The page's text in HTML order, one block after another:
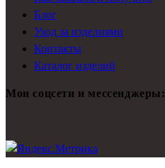
Блог
Уход за изделиями
Контакты
Каталог изделий
Мои соцсети и мессенджеры: